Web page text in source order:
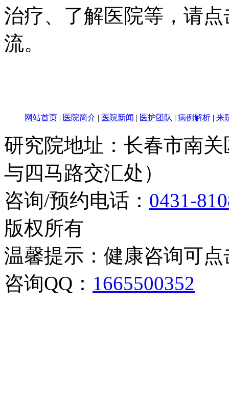
治疗、了解医院等，请
流。
网站首页 | 医院简介 | 医院新闻 | 医护团队 | 病例解析 | 来
研究院地址：长春市南
与四马路交汇处）
咨询/预约电话： 0431-
版权所有
温馨提示：健康咨询可
咨询QQ： 1665500352